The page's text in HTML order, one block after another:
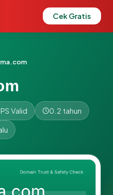
Cek Gratis
Valid 0.2 tahun